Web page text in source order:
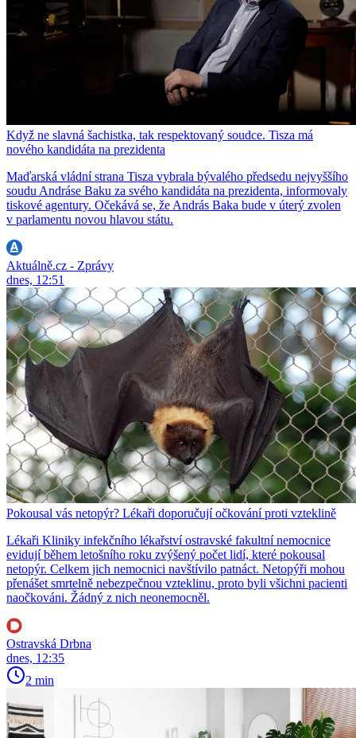
Když ne slavná šachistka, tak respektovaný soudce. Tisza má
nového kandidáta na prezidenta
Maďarská vládní strana Tisza vybrala bývalého předsedu nejvyššího
soudu Andráse Baku za svého kandidáta na prezidenta, informovaly
tiskové agentury. Očekává se, že András Baka bude v úterý zvolen
v parlamentu novou hlavou státu.
Aktuálně.cz - Zprávy
dnes, 12:51
Pokousal vás netopýr? Lékaři doporučují očkování proti vzteklině
Lékaři Kliniky infekčního lékařství ostravské fakultní nemocnice
evidují během letošního roku zvýšený počet lidí, které pokousal
netopýr. Celkem jich nemocnici navštívilo patnáct. Netopýři mohou
přenášet smrtelně nebezpečnou vzteklinu, proto byli všichni pacienti
naočkováni. Žádný z nich neonemocněl.
Ostravská Drbna
dnes, 12:35
2 min